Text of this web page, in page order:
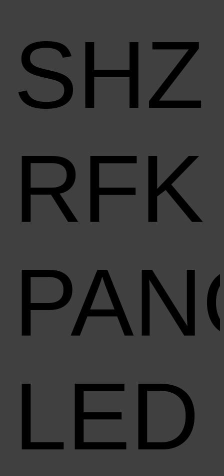
SHZ
RFK
LED